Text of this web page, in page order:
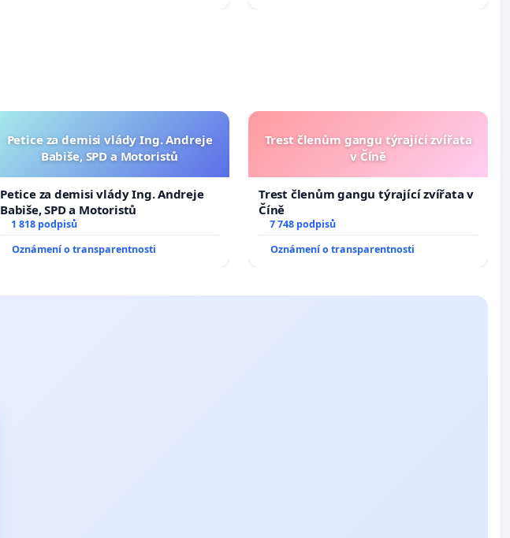
Petice za demisi vlády Ing. Andreje
Babiše, SPD a Motoristů
Petice za demisi vlády Ing. Andreje
Babiše, SPD a Motoristů
1 818 podpisů
Oznámení o transparentnosti
Trest členům gangu týrající zvířata
v Číně
Trest členům gangu týrající zvířata v
Číně
7 748 podpisů
Oznámení o transparentnosti